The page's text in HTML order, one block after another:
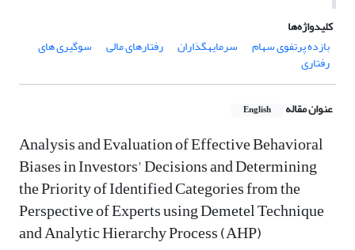
کلیدواژه‌ها
بازده پرتفوی سهام
سرمایه‏گذاران رفتارهای مالی سوگیری های
رفتاری
عنوان مقاله English
Analysis and Evaluation of Effective Behavioral
Biases in Investors' Decisions and Determining
the Priority of Identified Categories from the
Perspective of Experts using Demetel Technique
and Analytic Hierarchy Process (AHP)